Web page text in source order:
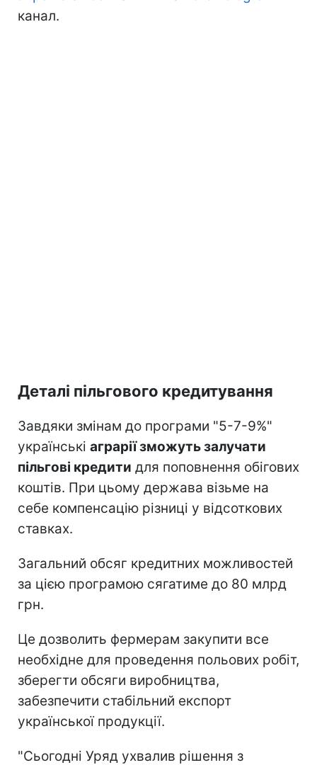
канал.
Деталі пільгового кредитування
Завдяки змінам до програми "5-7-9%"
українські аграрії зможуть залучати
пільгові кредити для поповнення обігових
коштів. При цьому держава візьме на
себе компенсацію різниці у відсоткових
ставках.
Загальний обсяг кредитних можливостей
за цією програмою сягатиме до 80 млрд
грн.
Це дозволить фермерам закупити все
необхідне для проведення польових робіт,
зберегти обсяги виробництва,
забезпечити стабільний експорт
української продукції.
"Сьогодні Уряд ухвалив рішення з